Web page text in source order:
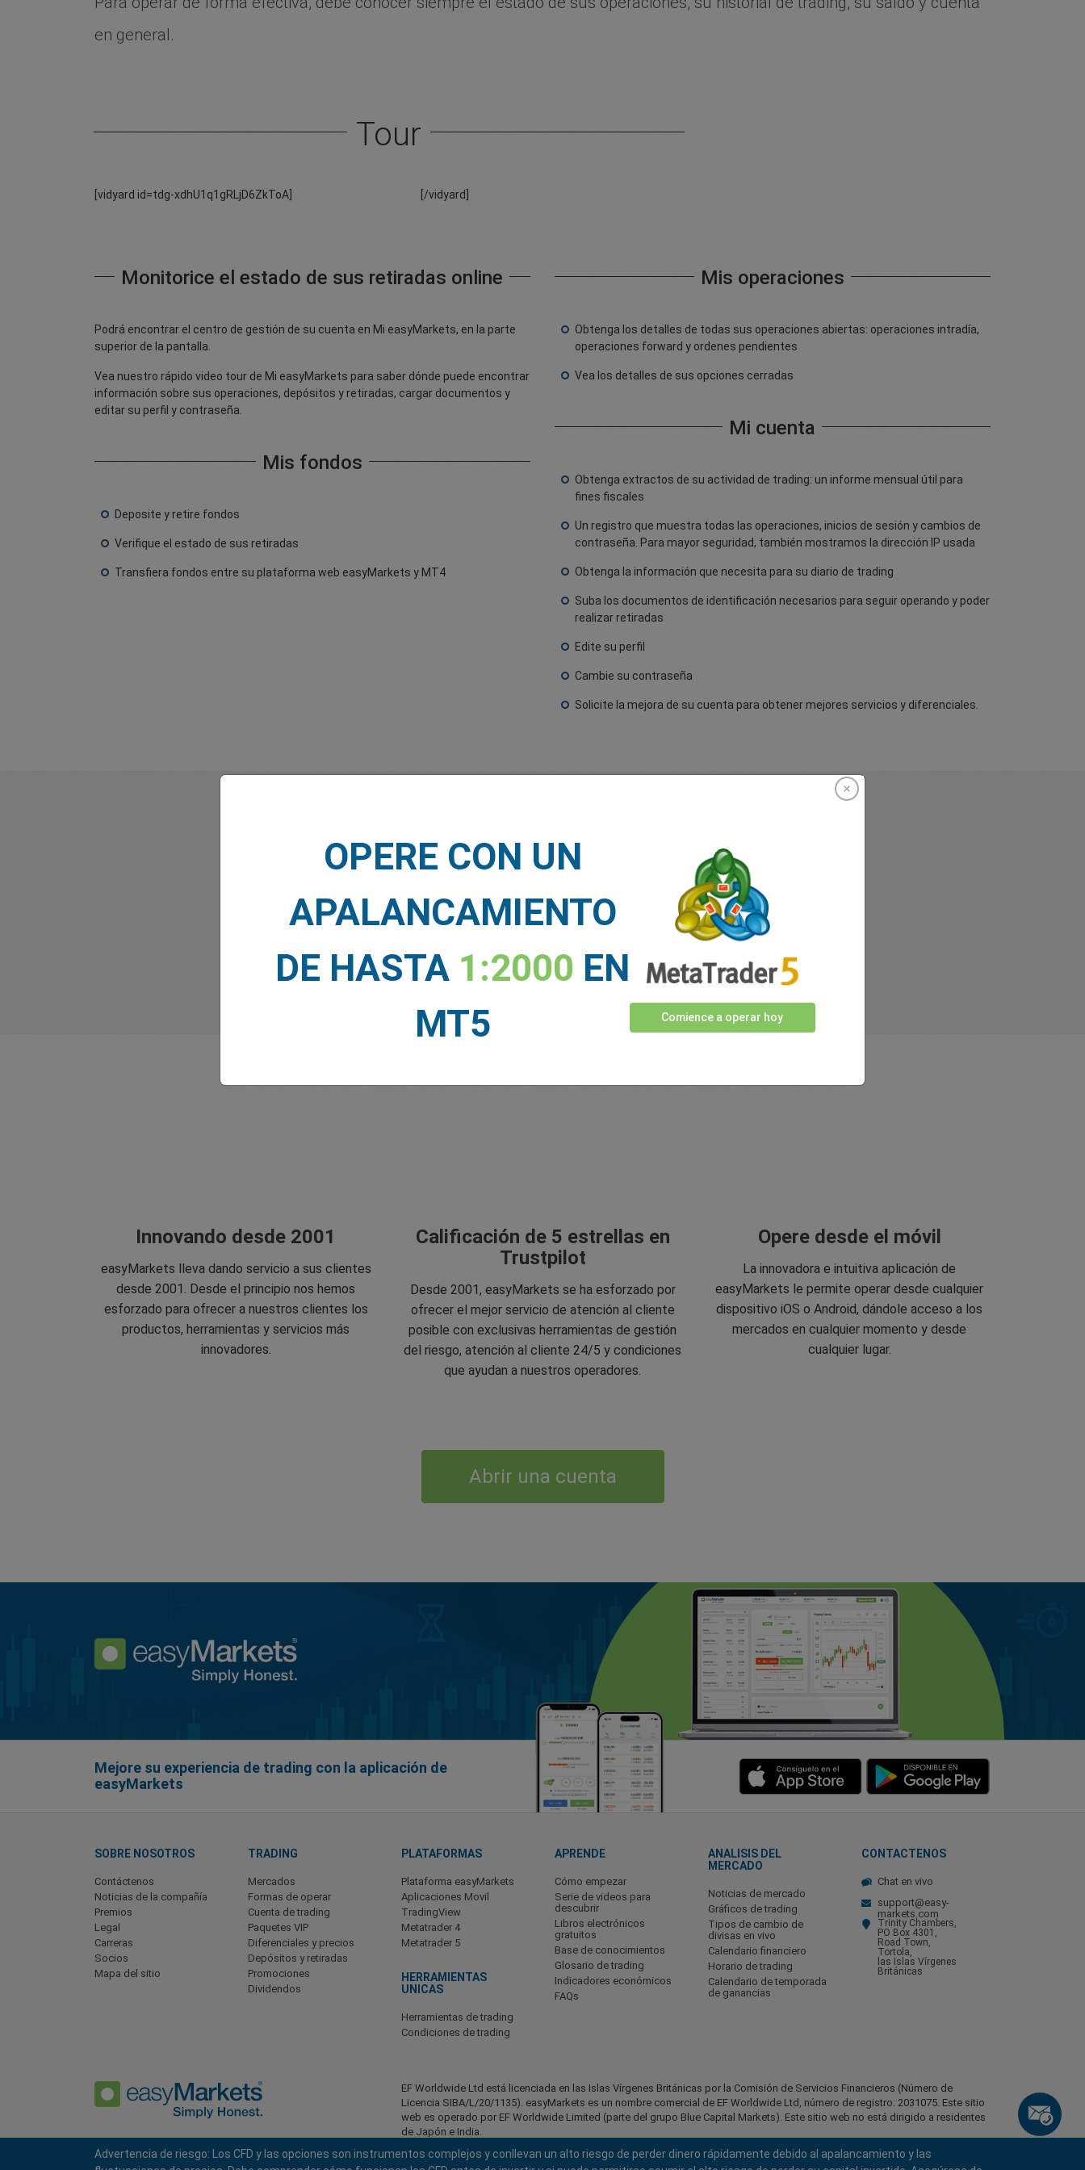
en general.
Tour
[vidyard id=tdg-xdhU1q1gRLjD6ZkToA] [/vidyard]
Monitorice el estado de sus retiradas online
Podrá encontrar el centro de gestión de su cuenta en Mi easyMarkets, en la parte
superior de la pantalla.
Vea nuestro rápido video tour de Mi easyMarkets para saber dónde puede encontrar
información sobre sus operaciones, depósitos y retiradas, cargar documentos y
editar su perfil y contraseña.
Mis fondos
Deposite y retire fondos
Verifique el estado de sus retiradas
Transfiera fondos entre su plataforma web easyMarkets y MT4
Mis operaciones
Obtenga los detalles de todas sus operaciones abiertas: operaciones intradía,
operaciones forward y ordenes pendientes
Vea los detalles de sus opciones cerradas
Mi cuenta
Obtenga extractos de su actividad de trading: un informe mensual útil para
fines fiscales
Un registro que muestra todas las operaciones, inicios de sesión y cambios de
contraseña. Para mayor seguridad, también mostramos la dirección IP usada
Obtenga la información que necesita para su diario de trading
Suba los documentos de identificación necesarios para seguir operando y poder
realizar retiradas
Edite su perfil
Cambie su contraseña
Solicite la mejora de su cuenta para obtener mejores servicios y diferenciales.
Innovando desde 2001
easyMarkets lleva dando servicio a sus clientes
desde 2001. Desde el principio nos hemos
esforzado para ofrecer a nuestros clientes los
productos, herramientas y servicios más
innovadores.
Calificación de 5 estrellas en
Trustpilot
Desde 2001, easyMarkets se ha esforzado por
ofrecer el mejor servicio de atención al cliente
posible con exclusivas herramientas de gestión
del riesgo, atención al cliente 24/5 y condiciones
que ayudan a nuestros operadores.
Opere desde el móvil
La innovadora e intuitiva aplicación de
easyMarkets le permite operar desde cualquier
dispositivo iOS o Android, dándole acceso a los
mercados en cualquier momento y desde
cualquier lugar.
Abrir una cuenta
Mejore su experiencia de trading con la aplicación de
easyMarkets
SOBRE NOSOTROS
Contáctenos
Noticias de la compañía
Premios
Legal
Carreras
Socios
Mapa del sitio
TRADING
Mercados
Formas de operar
Cuenta de trading
Paquetes VIP
Diferenciales y precios
Depósitos y retiradas
Promociones
Dividendos
PLATAFORMAS
Plataforma easyMarkets
Aplicaciones Movil
TradingView
Metatrader 4
Metatrader 5
HERRAMIENTAS
UNICAS
Herramientas de trading
Condiciones de trading
APRENDE
Cómo empezar
Serie de videos para
descubrir
Libros electrónicos
gratuitos
Base de conocimientos
Glosario de trading
Indicadores económicos
FAQs
ANALISIS DEL
MERCADO
Noticias de mercado
Gráficos de trading
Tipos de cambio de
divisas en vivo
Calendario financiero
Horario de trading
Calendario de temporada
de ganancias
CONTACTENOS
Chat en vivo
support@easy-
markets.com
Trinity Chambers,
PO Box 4301,
Road Town,
Tortola,
las Islas Vírgenes
Británicas
EF Worldwide Ltd está licenciada en las Islas Vírgenes Británicas por la Comisión de Servicios Financieros (Número de
Licencia SIBA/L/20/1135). easyMarkets es un nombre comercial de EF Worldwide Ltd, número de registro: 2031075. Este sitio
web es operado por EF Worldwide Limited (parte del grupo Blue Capital Markets). Este sitio web no está dirigido a residentes
de Japón e India.
Regiones restringidas:EF Worldwide Ltd no presta servicios a residentes de ciertas regiones, como Estados Unidos de
OPERE CON UN
APALANCAMIENTO
DE HASTA 1:2000 EN
MT5
Comience a operar hoy
Advertencia de riesgo: Los CFD y las opciones son instrumentos complejos y conllevan un alto riesgo de perder dinero rápidamente debido al apalancamiento y las